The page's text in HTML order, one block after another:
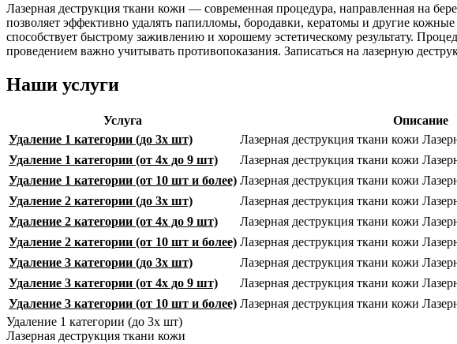
Лазерная деструкция ткани кожи — современная процедура, направленная на
позволяет эффективно удалять папилломы, бородавки, кератомы и другие
способствует быстрому заживлению и хорошему эстетическому результату.
проведением важно учитывать противопоказания. Записаться на лазерную
Наши услуги
Услуга Описание
Удаление 1 категории (до 3х шт)
Лазерная деструкция ткани кожи
Удаление 1 категории (от 4х до 9 шт)
Лазерная деструкция ткани кожи
Удаление 1 категории (от 10 шт и более) Лазерная деструкция ткани кожи
Удаление 2 категории (до 3х шт)
Лазерная деструкция ткани кожи
Удаление 2 категории (от 4х до 9 шт)
Лазерная деструкция ткани кожи
Удаление 2 категории (от 10 шт и более) Лазерная деструкция ткани кожи
Удаление 3 категории (до 3х шт)
Лазерная деструкция ткани кожи
Удаление 3 категории (от 4х до 9 шт)
Лазерная деструкция ткани кожи
Удаление 3 категории (от 10 шт и более) Лазерная деструкция ткани кожи
Удаление 1 категории (до 3х шт)
Лазерная деструкция ткани кожи